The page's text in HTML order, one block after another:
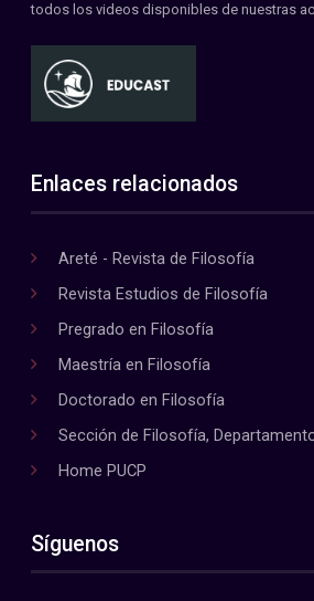
todos los videos disponibles de nuestras
Enlaces relacionados
Areté - Revista de Filosofía
Revista Estudios de Filosofía
Pregrado en Filosofía
Maestría en Filosofía
Doctorado en Filosofía
Sección de Filosofía,
Home PUCP
Síguenos